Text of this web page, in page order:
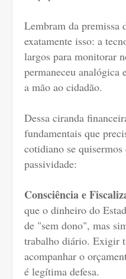
Lembram da premissa
exatamente isso: a
largos para monitorar
permaneceu analógica
a mão ao cidadão.
Dessa ciranda
fundamentais que
cotidiano se
passividade:
Consciência e
que o dinheiro do
de "sem dono", mas
trabalho diário. Exigir
acompanhar o
é legítima defesa.